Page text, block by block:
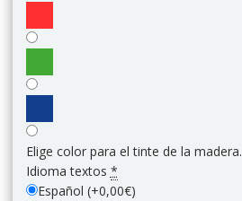
Elige color para el tinte de la madera.
Idioma textos *
Español (+0,00€)